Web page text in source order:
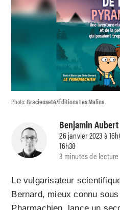
Photo:Gracieuseté/Éditions Les Malins
Benjamin Aubert
26 janvier 2023 à
16h38
3 minutes de lecture
Le vulgarisateur
Bernard, mieux connu